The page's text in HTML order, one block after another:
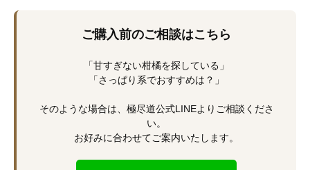
ご購入前のご相談はこちら
「甘すぎない柑橘を探している」
「さっぱり系でおすすめは？」
そのような場合は、極尽道公式LINEよりご相談くださ
い。
お好みに合わせてご案内いたします。